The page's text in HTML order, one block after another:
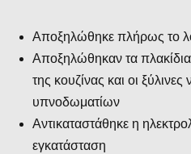
Αποξηλώθηκε πλήρως το
Αποξηλώθηκαν τα
της κουζίνας και οι
υπνοδωματίων
Αντικαταστάθηκε η
εγκατάσταση